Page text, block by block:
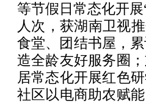
等节假日常态化开
人次，获湖南卫视
食堂、团结书屋，
造全龄友好服务圈
居常态化开展红色
社区以电商助农赋